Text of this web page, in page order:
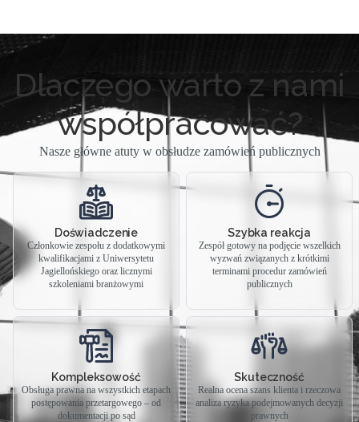
Dlaczego warto z nami
współpracować?
Nasze główne atuty w obsłudze zamówień publicznych
Doświadczenie
Członkowie zespołu z dodatkowymi
kwalifikacjami z Uniwersytetu
Jagiellońskiego oraz licznymi
szkoleniami branżowymi
Szybka reakcja
Zespół gotowy na podjęcie wszelkich
wyzwań związanych z krótkimi
terminami procedur zamówień
publicznych
Kompleksowość
Obsługa prawna na wszystkich etapach
postępowania przetargowego – od
dokumentacji po sąd
Skuteczność
Realna ocena szans klienta i rzeczowa
analiza ryzyka podejmowanych decyzji
prawnych